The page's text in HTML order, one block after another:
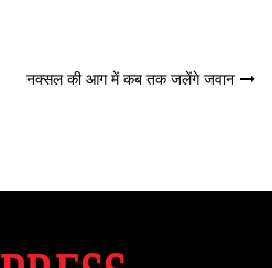
नक्सल की आग में कब तक जलेंगे जवान